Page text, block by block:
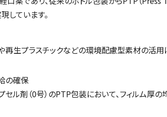
しています。
再生プラスチックなどの環境配慮型素材の活
の確保
ル剤（0号）のPTP包装において、フィルム厚